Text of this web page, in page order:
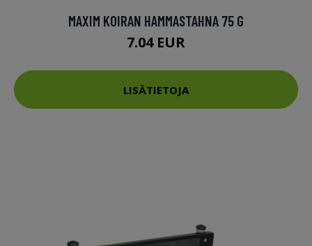
MAXIM KOIRAN HAMMASTAHNA 75 G
7.04 EUR
LISÄTIETOJA